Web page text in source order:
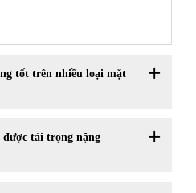
tốt trên nhiều loại mặt
được tải trọng nặng